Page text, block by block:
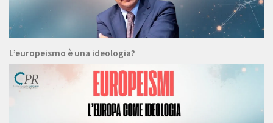
L’europeismo è una ideologia?